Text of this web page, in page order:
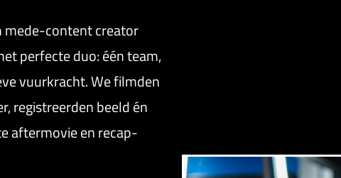
mede-content creator
perfecte duo: één team,
vuurkracht. We filmden
registreerden beeld én
aftermovie en recap-